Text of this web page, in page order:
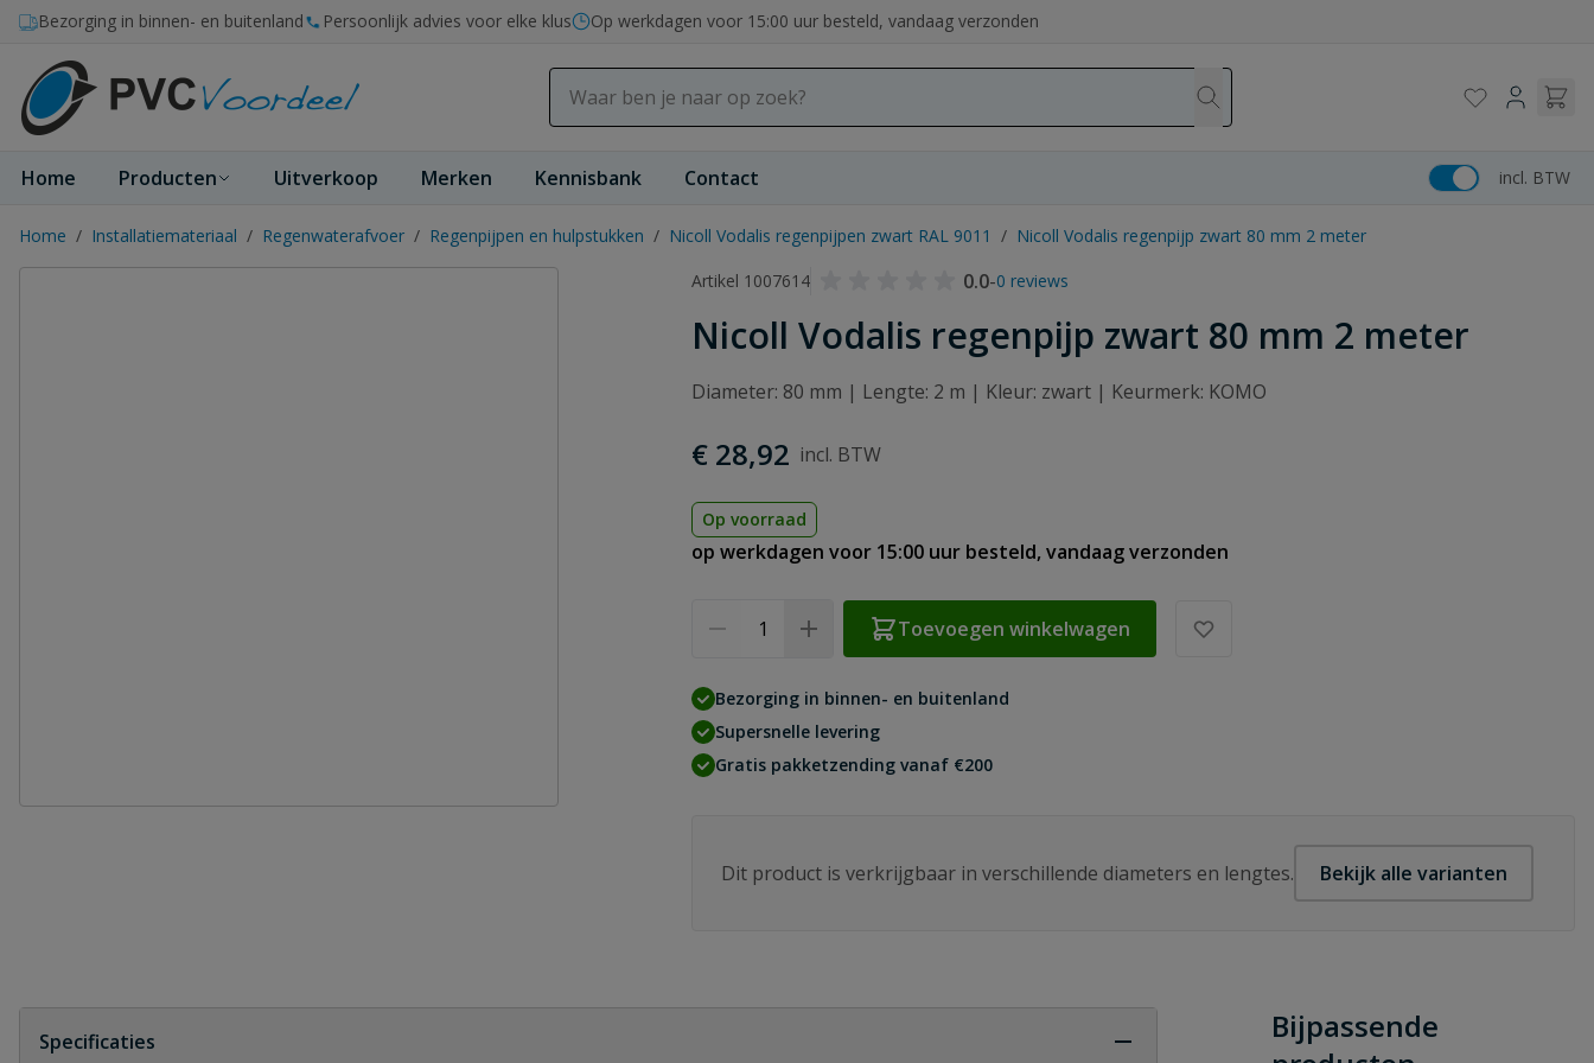
Ga naar de inhoud
Bezorging in binnen- en buitenland Persoonlijk advies voor elke klus Op werkdagen voor 15:00 uur besteld, vandaag verzonden
Home Producten Uitverkoop Merken Kennisbank Contact incl. BTW
Home / Installatiemateriaal / Regenwaterafvoer / Regenpijpen en hulpstukken / Nicoll Vodalis regenpijpen zwart RAL 9011 / Nicoll Vodalis regenpijp zwart 80 mm 2 meter
Artikel 1007614
0.0-0 reviews
Nicoll Vodalis regenpijp zwart 80 mm 2 meter
Diameter: 80 mm | Lengte: 2 m | Kleur: zwart | Keurmerk: KOMO
€ 28,92
Op voorraad
op werkdagen voor 15:00 uur besteld, vandaag verzonden
Toevoegen winkelwagen
Bezorging in binnen- en buitenland
Supersnelle levering
Gratis pakketzending vanaf €200
Dit product is verkrijgbaar in verschillende diameters en lengtes. Bekijk alle varianten
Specificaties
Bijpassende